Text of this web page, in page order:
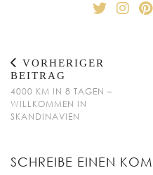
VORHERIGER
BEITRAG
4000 KM IN 8 TAGEN –
WILLKOMMEN IN
SKANDINAVIEN
SCHREIBE EINEN